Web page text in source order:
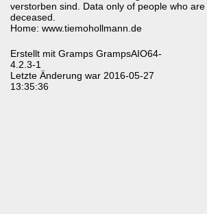
verstorben sind. Data only of people who
deceased.
Home: www.tiemohollmann.de
Erstellt mit Gramps GrampsAIO64-
4.2.3-1
Letzte Änderung war 2016-05-27
13:35:36